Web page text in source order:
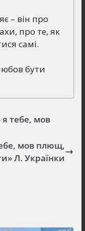
– він про
про те, як
самі.
бути
я тебе, мов
мов плющ,
Л. Українки